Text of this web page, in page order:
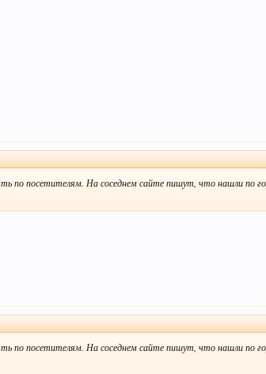
по посетителям. На соседнем сайте пишут, что нашли по
по посетителям. На соседнем сайте пишут, что нашли по